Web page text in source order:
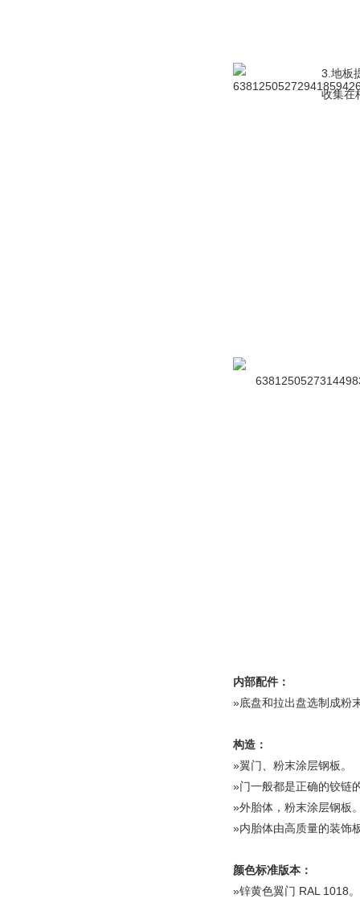
3.地板
收集在
内部配件：
»底盘和拉出盘选制成粉
构造：
»翼门、粉末涂层钢板。
»门一般都是正确的铰链
»外胎体，粉末涂层钢板
»内胎体由高质量的装饰
颜色标准版本：
»锌黄色翼门 RAL 1018。